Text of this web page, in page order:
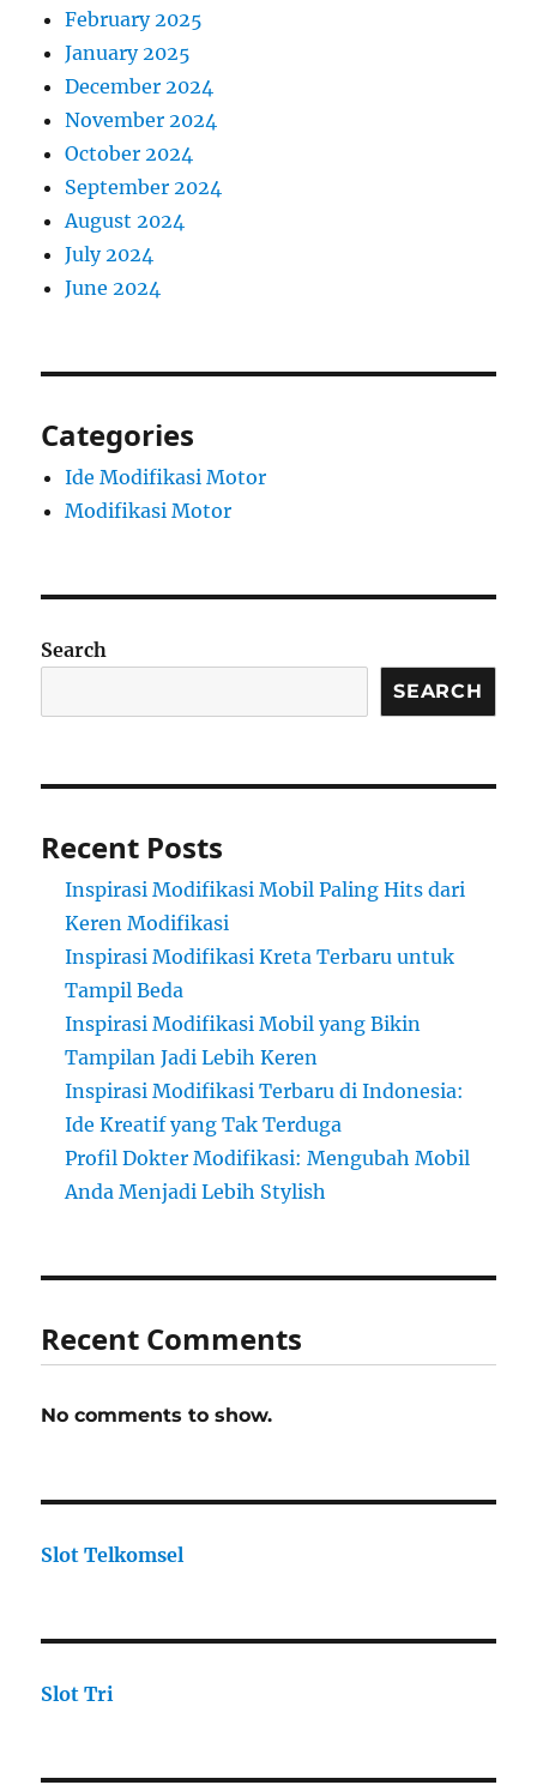
February 2025
January 2025
December 2024
November 2024
October 2024
September 2024
August 2024
July 2024
June 2024
Categories
Ide Modifikasi Motor
Modifikasi Motor
Search
SEARCH
Recent Posts
Inspirasi Modifikasi Mobil Paling Hits dari
Keren Modifikasi
Inspirasi Modifikasi Kreta Terbaru untuk
Tampil Beda
Inspirasi Modifikasi Mobil yang Bikin
Tampilan Jadi Lebih Keren
Inspirasi Modifikasi Terbaru di Indonesia:
Ide Kreatif yang Tak Terduga
Profil Dokter Modifikasi: Mengubah Mobil
Anda Menjadi Lebih Stylish
Recent Comments
No comments to show.
Slot Telkomsel
Slot Tri